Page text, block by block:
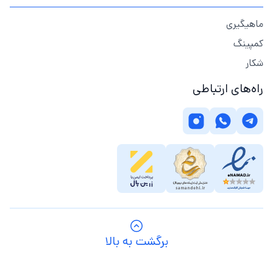
ماهیگیری
کمپینگ
شکار
راه‌های ارتباطی
برگشت به بالا